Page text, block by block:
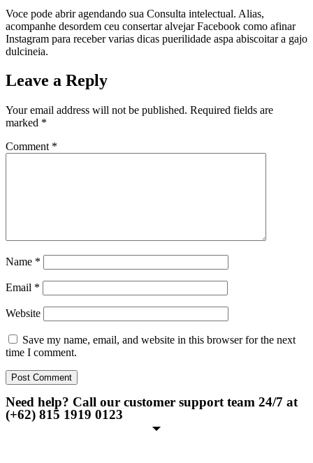
Voce pode abrir agendando sua Consulta intelectual. Alias,
acompanhe desordem ceu consertar alvejar Facebook como afinar
Instagram para receber varias dicas puerilidade aspa abiscoitar a gajo
dulcineia.
Leave a Reply
Your email address will not be published. Required fields are
marked *
Comment *
Name *
Email *
Website
Save my name, email, and website in this browser for the next
time I comment.
Need help? Call our customer support team 24/7 at
(+62) 815 1919 0123